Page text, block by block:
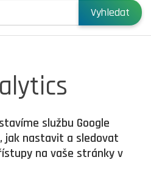
Vyhledat
službu Google
jak nastavit a sledovat
na vaše stránky v